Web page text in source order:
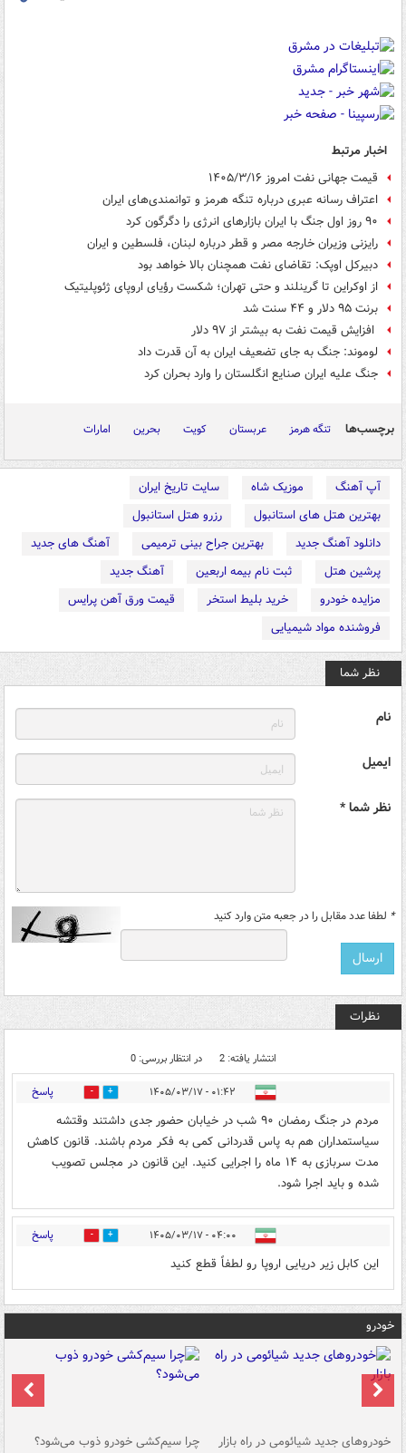
اخبار مرتبط
قیمت جهانی نفت امروز ۱۴۰۵/۳/۱۶
اعتراف رسانه عبری درباره تنگه هرمز و توانمندی‌های ایران
۹۰ روز اول جنگ با ایران بازارهای انرژی را دگرگون کرد
رایزنی وزیران خارجه مصر و قطر درباره لبنان، فلسطین و ایران
دبیرکل اوپک: تقاضای نفت همچنان بالا خواهد بود
از اوکراین تا گرینلند و حتی تهران؛ شکست رؤیای اروپای ژئوپلیتیک
برنت ۹۵ دلار و ۴۴ سنت شد
افزایش قیمت نفت به بیشتر از ۹۷ دلار
لوموند: جنگ به جای تضعیف ایران به آن قدرت داد
جنگ علیه ایران صنایع انگلستان را وارد بحران کرد
برچسب‌ها تنگه هرمز عربستان کویت بحرین امارات
آپ آهنگ موزیک شاه
سایت تاریخ ایران
بهترین هتل های استانبول
رزرو هتل استانبول
دانلود آهنگ جدید
بهترین جراح بینی ترمیمی
آهنگ های جدید
پرشین هتل
ثبت نام بیمه اربعین
آهنگ جدید
مزایده خودرو
خرید بلیط استخر
قیمت ورق آهن پرایس
فروشنده مواد شیمیایی
نظر شما
نام
ایمیل
نظر شما *
* لطفا عدد مقابل را در جعبه متن وارد کنید
نظرات
انتشار یافته: 2 در انتظار بررسی: 0
۰۱:۴۲ - ۱۴۰۵/۰۳/۱۷ 0 پاسخ
مردم در جنگ رمضان ۹۰ شب در خیابان حضور جدی داشتند وقتشه
سیاستمداران هم به پاس قدردانی کمی به فکر مردم باشند. قانون کاهش
مدت سربازی به ۱۴ ماه را اجرایی کنید. این قانون در مجلس تصویب
شده و باید اجرا شود.
۰۴:۰۰ - ۱۴۰۵/۰۳/۱۷ 0 پاسخ
این کابل زیر دریایی اروپا رو لطفاً قطع کنید
خودرو
خودروهای جدید شیائومی در راه بازار چرا سیم‌کشی خودرو ذوب می‌شود؟